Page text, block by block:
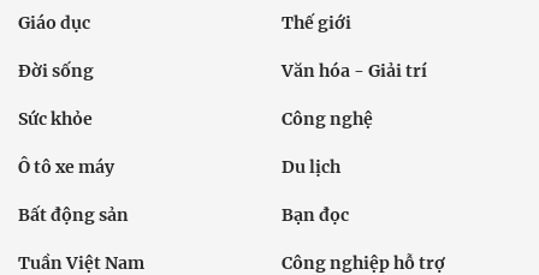
Giáo dục Thế giới
Đời sống Văn hóa - Giải trí
Sức khỏe Công nghệ
Ô tô xe máy Du lịch
Bất động sản Bạn đọc
Tuần Việt Nam Công nghiệp hỗ trợ